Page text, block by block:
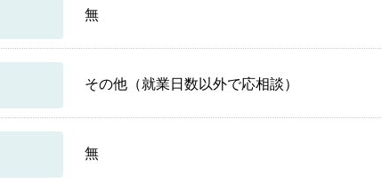
無
その他（就業日数以外で応相談）
無